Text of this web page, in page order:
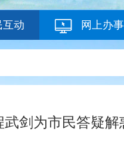
互动 网上办事
剑为市民答疑解